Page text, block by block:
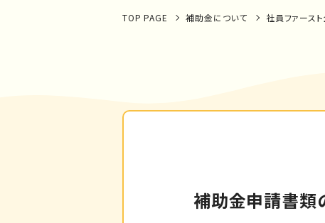
TOP PAGE 補助金について 社員ファース
補助金申請書類